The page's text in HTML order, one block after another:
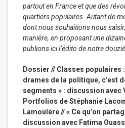
partout en France et que des
quartiers populaires. Autant de
dont nous souhaitions nous
manière, en proposant une
publions ici l’édito de notre
Dossier // Classes populaires
drames de la politique, c’est
segments » : discussion avec
Portfolios de Stéphanie
Lamoulère // « Ce qu’on
discussion avec Fatima